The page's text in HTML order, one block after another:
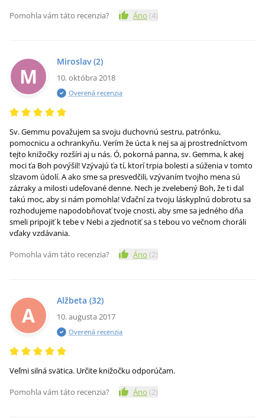
Pomohla vám táto recenzia?
Áno (4)
M
Miroslav (2)
10. októbra 2018
Overená recenzia
Sv. Gemmu považujem sa svoju duchovnú sestru, patrónku,
pomocnicu a ochrankyňu. Verím že úcta k nej sa aj prostredníctvom
tejto knižočky rozšíri aj u nás. Ó, pokorná panna, sv. Gemma, k akej
moci ťa Boh povýšil! Vzývajú ťa tí, ktorí trpia bolesti a súženia v tomto
slzavom údolí. A ako sme sa presvedčili, vzývaním tvojho mena sú
zázraky a milosti udeľované denne. Nech je zvelebený Boh, že ti dal
takú moc, aby si nám pomohla! Vďační za tvoju láskyplnú dobrotu sa
rozhodujeme napodobňovať tvoje cnosti, aby sme sa jedného dňa
smeli pripojiť k tebe v Nebi a zjednotiť sa s tebou vo večnom choráli
vďaky vzdávania.
Pomohla vám táto recenzia?
Áno (2)
A
Alžbeta (32)
10. augusta 2017
Overená recenzia
Veľmi silná svätica. Určite knižočku odporúčam.
Pomohla vám táto recenzia?
Áno (2)